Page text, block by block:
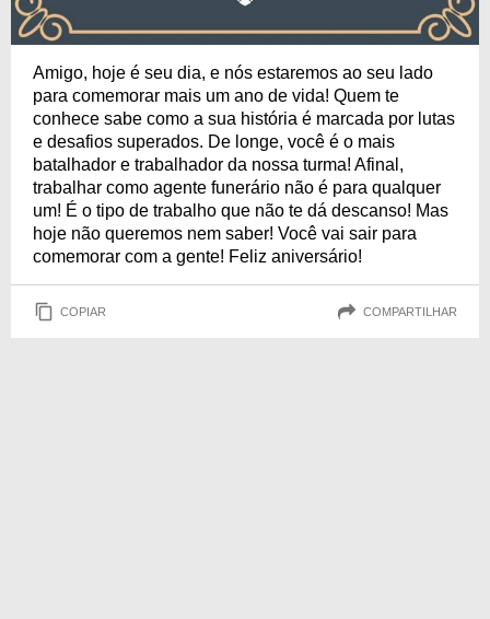
Amigo, hoje é seu dia, e nós estaremos ao seu lado
para comemorar mais um ano de vida! Quem te
conhece sabe como a sua história é marcada por lutas
e desafios superados. De longe, você é o mais
batalhador e trabalhador da nossa turma! Afinal,
trabalhar como agente funerário não é para qualquer
um! É o tipo de trabalho que não te dá descanso! Mas
hoje não queremos nem saber! Você vai sair para
comemorar com a gente! Feliz aniversário!
COPIAR COMPARTILHAR